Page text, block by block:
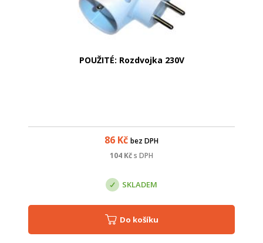
POUŽITÉ: Rozdvojka 230V
86 Kč bez DPH
104 Kčs DPH
SKLADEM
Do košíku